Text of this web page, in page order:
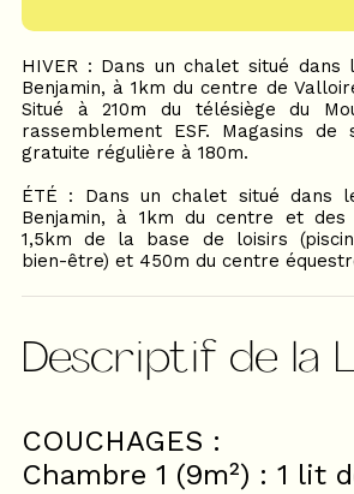
HIVER : Dans un chalet situé dans
Benjamin, à 1km du centre de
Situé à 210m du télésiège du
rassemblement ESF. Magasins
gratuite régulière à 180m.
ÉTÉ : Dans un chalet situé dans
Benjamin, à 1km du centre et des
1,5km de la base de loisirs
bien-être) et 450m du centre
Descriptif de la
COUCHAGES :
Chambre 1 (9m²) : 1 lit